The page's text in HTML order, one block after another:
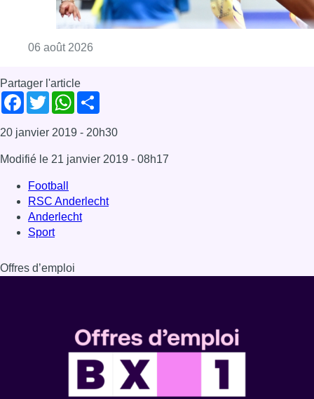
06 août 2026
Partager l'article
Facebook
TwitterWhatsApp
20 janvier 2019 - 20h30
Modifié le 21 janvier 2019 - 08h17
Football
RSC Anderlecht
Anderlecht
Sport
Offres d’emploi